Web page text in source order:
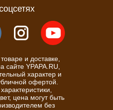
и доставке,
YPAPA.RU,
характер и
офертой.
цена могут быть
без